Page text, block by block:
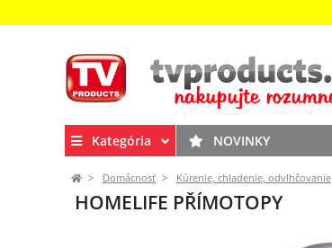
Kategória NOVINKY
Domácnosť Kúrenie, chladenie, odvlhčovanie
HOMELIFE PŘÍMOTOPY